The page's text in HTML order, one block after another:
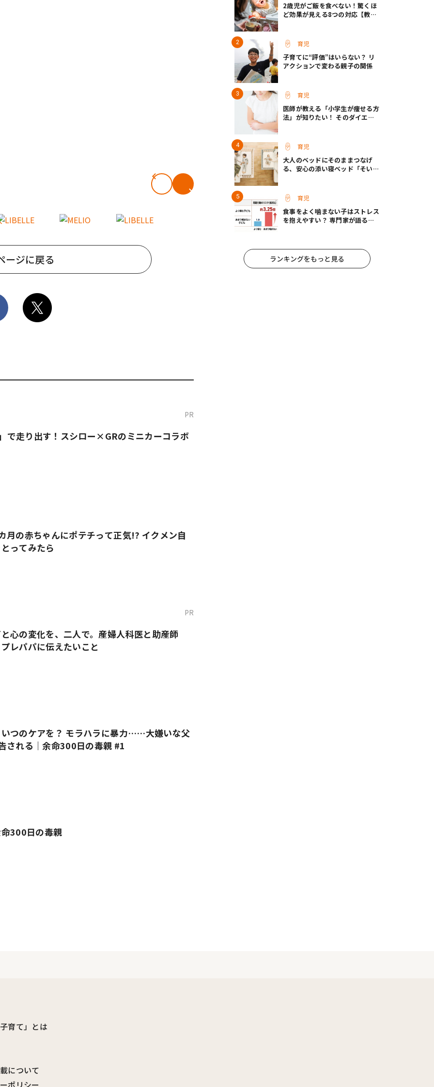
ージに戻る
PR
で走り出す！スシロー×GRのミニカーコラボ
月の赤ちゃんにポテチって正気!? イクメン自
ってみたら
PR
心の変化を、二人で。産婦人科医と助産師
レパパに伝えたいこと
つのケアを？ モラハラに暴力……大嫌いな父
される｜余命300日の毒親 #1
300日の毒親
2歳児がご飯を食べない！驚くほ
ど効果が見える8つの対応【教え
育児
子育てに“評価”はいらない？ リ
アクションで変わる親子の関係
育児
医師が教える「小学生が痩せる方
法」が知りたい！ そのダイエッ
育児
大人のベッドにそのままつなげ
る、安心の添い寝ベッド「そいね
育児
食事をよく噛まない子はストレス
を抱えやすい？ 専門家が語る、
ランキングをもっと見る
育て」とは
について
ポリシー